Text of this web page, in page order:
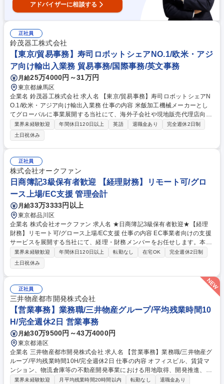
アドバイザーに相談する
正社員
鈴茂器工株式会社
【東京/貿易事務】寿司ロボットシェアNO.1/欧米・アジ
ア向け輸出入業務 貿易事務/国際事務/英文事務
月給25万4000円～31万円
東京都練馬区
企業名 鈴茂器工株式会社 求人名 【東京/貿易事務】寿司ロボットシェアN
O.1/欧米・アジア向け輸出入業務 仕事の内容 米飯加工機械メーカーとし
てグローバルに事業展開する当社にて、海外子会社や現地販売代理店向け
の営業事務および輸出手配業務をご担当いただきます。 ■各国販売店・海
外子会社向けの輸出手配業務 ■受発注・売上確定処理および入金管理 ■輸
出書類作成（Invoice等）やLC買取手続き ■業務プロセス改善提案 【仕事
の魅力】世界的な日本食ブームを背景に、食の美味しさを届ける伝道師と
してグローバル市場の拡大に貢献できるやりがいの大きい環境です。 募集
職種 【東京/貿易事務】寿司ロボットシェアNO.1/欧米・アジア向け輸出入
業務
業界未経験歓迎 年間休日120日以上 英語 退職金あり
完全週休2日制
土日祝休み
正社員
株式会社オークファン
日商簿記3級保有者歓迎 【経理財務】リモート可/グロ
ース上場/EC支援 管理会計
月給33万3333円以上
東京都品川区
企業名 株式会社オークファン 求人名 ★日商簿記3級保有者歓迎★【経理
財務】リモート可/グロース上場/EC支援 仕事の内容 EC事業者向けの支援
サービスを展開する当社にて、経理・財務メンバーをお任せします。本社
の決算などの経理業務を中心に、資金調達等の財務や開示資料作成まで幅
広く担うポジションです。 ■本社・グループの月次・年次決算、仕訳入力
等の経理業務 ■会計監査および監査法人対応、会計システムのメンテナン
ス ■振込支払や日次・月次の資金繰り管理、資金計画の立案をサポート ■
金融機関との折衝、借入手続き、融資や株式発行等の資金調達を支援 ■有
価証券報告書や決算短信、株主総会招集通知などの開示資料作成 ■社内か
らの問い合わせ対応、財務・経理の業務フロー改善や効率化 募集職種 ★
日商簿記3級保有者歓迎★【経理財務】リモート可/グロース上場/EC支援
業界未経験歓迎 年間休日120日以上 転勤なし 在宅OK
完全週休2日制
土日祝休み
正社員
三井物産都市開発株式会社
【営業事務】業務職/三井物産グループ/平均残業時間10
H/完全週休2日 営業事務
月給30万9500円～43万4000円
東京都港区
企業名 三井物産都市開発株式会社 求人名 【営業事務】業務職/三井物産グ
ループ/平均残業時間10H/完全週休2日 仕事の内容 オフィスビル、賃貸マ
ンション、物流倉庫等の不動産開発事業における用地取得、開発推進、賃
貸運営、売却、仲介・活用提案等を行う営業部門において事務業務を担当
業界未経験歓迎 月平均残業時間20時間以内 転勤なし
退職金あり